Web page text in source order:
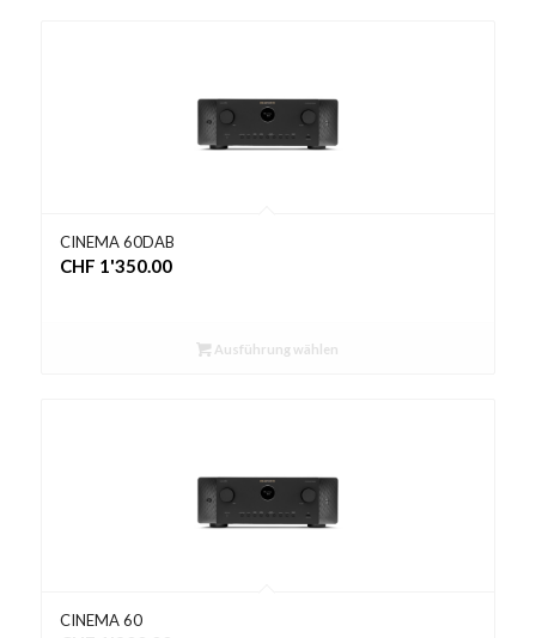
CINEMA 60DAB
CHF 1'350.00
Ausführung wählen
CINEMA 60